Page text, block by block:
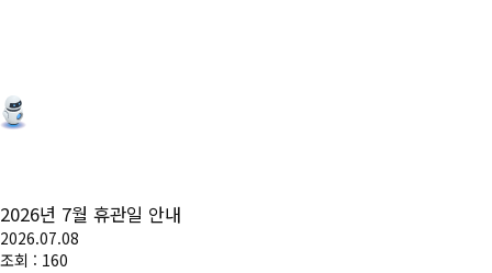
2026년 7월 휴관일 안내
2026.07.08
조회 : 160